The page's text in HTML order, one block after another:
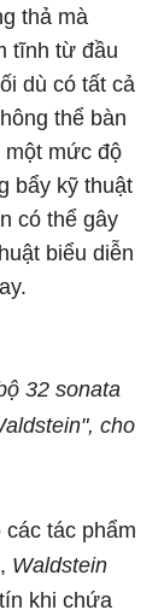
thả mà
tĩnh từ đầu
dù có tất cả
thể bàn
một mức độ
bẩy kỹ thuật
có thể gây
biểu diễn
32 sonata
cho
tác phẩm
Waldstein
khi chứa